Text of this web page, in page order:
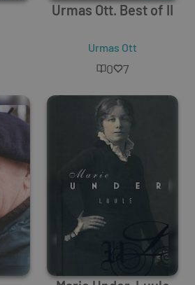
Urmas Ott. Best of II
Urmas Ott
0 7